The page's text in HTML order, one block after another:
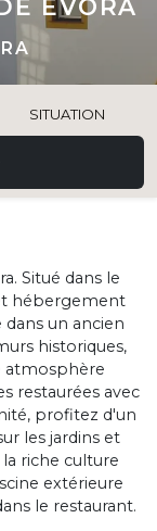
EVORA
SITUATION
Situé dans le
hébergement
un ancien
historiques,
atmosphère
restaurées avec
profitez d'un
les jardins et
riche culture
extérieure
le restaurant.